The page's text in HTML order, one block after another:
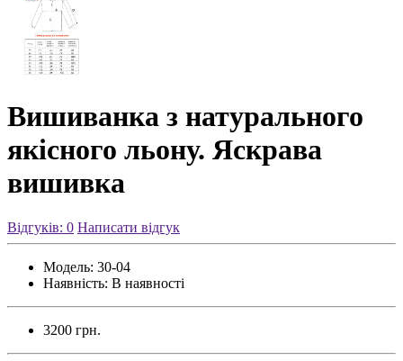
Вишиванка з натурального
якісного льону. Яскрава
вишивка
Відгуків: 0 Написати відгук
Модель: 30-04
Наявність: В наявності
3200 грн.